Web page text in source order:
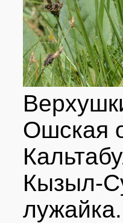
Ошская
Кызыл-